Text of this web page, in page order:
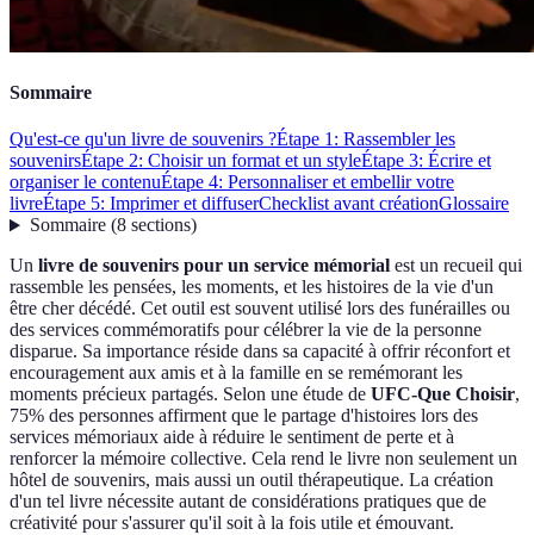
Sommaire
Qu'est-ce qu'un livre de souvenirs ?Étape 1: Rassembler les
souvenirsÉtape 2: Choisir un format et un styleÉtape 3: Écrire et
organiser le contenuÉtape 4: Personnaliser et embellir votre
livreÉtape 5: Imprimer et diffuserChecklist avant créationGlossaire
Sommaire(8 sections)
Un livre de souvenirs pour un service mémorial est un recueil qui
rassemble les pensées, les moments, et les histoires de la vie d'un
être cher décédé. Cet outil est souvent utilisé lors des funérailles ou
des services commémoratifs pour célébrer la vie de la personne
disparue. Sa importance réside dans sa capacité à offrir réconfort et
encouragement aux amis et à la famille en se remémorant les
moments précieux partagés. Selon une étude de UFC-Que Choisir,
75% des personnes affirment que le partage d'histoires lors des
services mémoriaux aide à réduire le sentiment de perte et à
renforcer la mémoire collective. Cela rend le livre non seulement un
hôtel de souvenirs, mais aussi un outil thérapeutique. La création
d'un tel livre nécessite autant de considérations pratiques que de
créativité pour s'assurer qu'il soit à la fois utile et émouvant.